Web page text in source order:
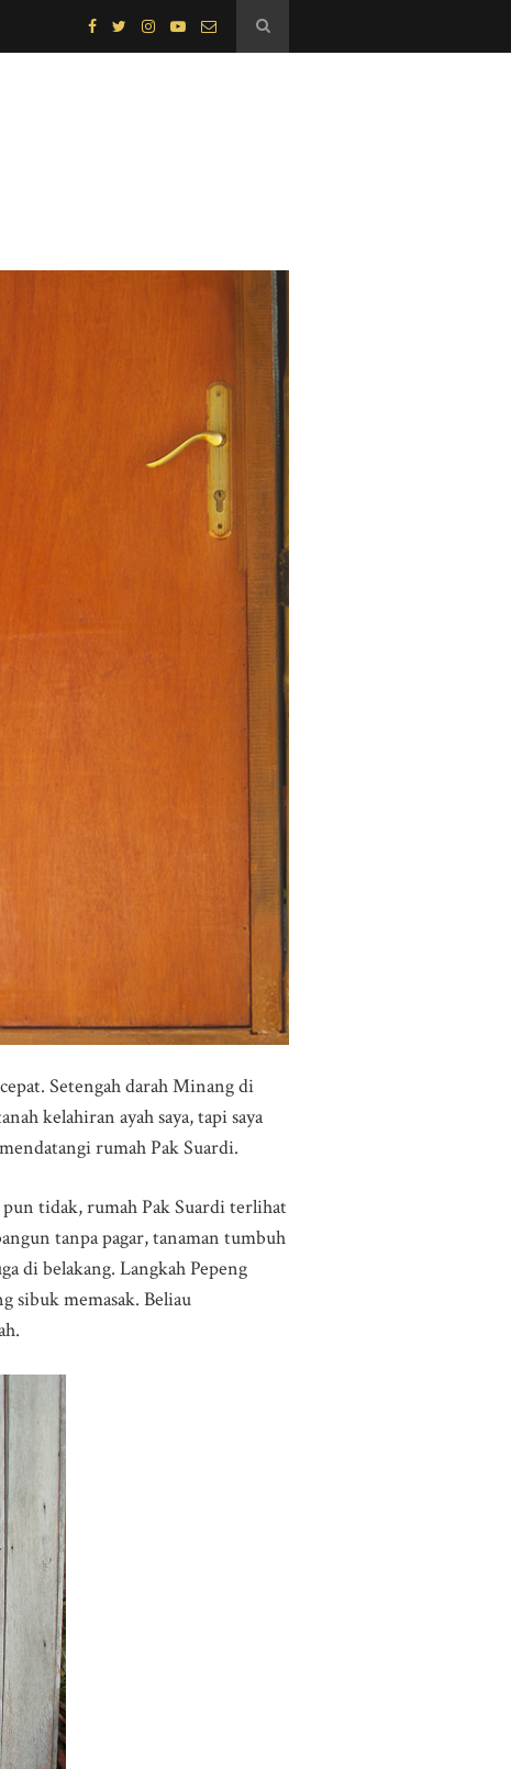
Setengah darah Minang di
kelahiran ayah saya, tapi saya
rumah Pak Suardi.
tidak, rumah Pak Suardi terlihat
tanpa pagar, tanaman tumbuh
di belakang. Langkah Pepeng
sibuk memasak. Beliau